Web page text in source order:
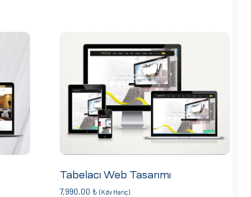
Tabelacı Web Tasarımı
7,990.00 ₺ (Kdv Hariç)